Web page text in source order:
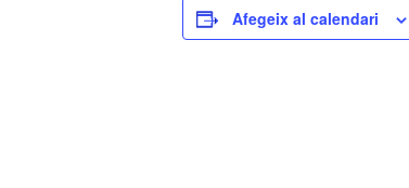
Afegeix al calendari